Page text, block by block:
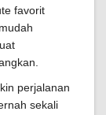
favorit
perjalanan
sekali